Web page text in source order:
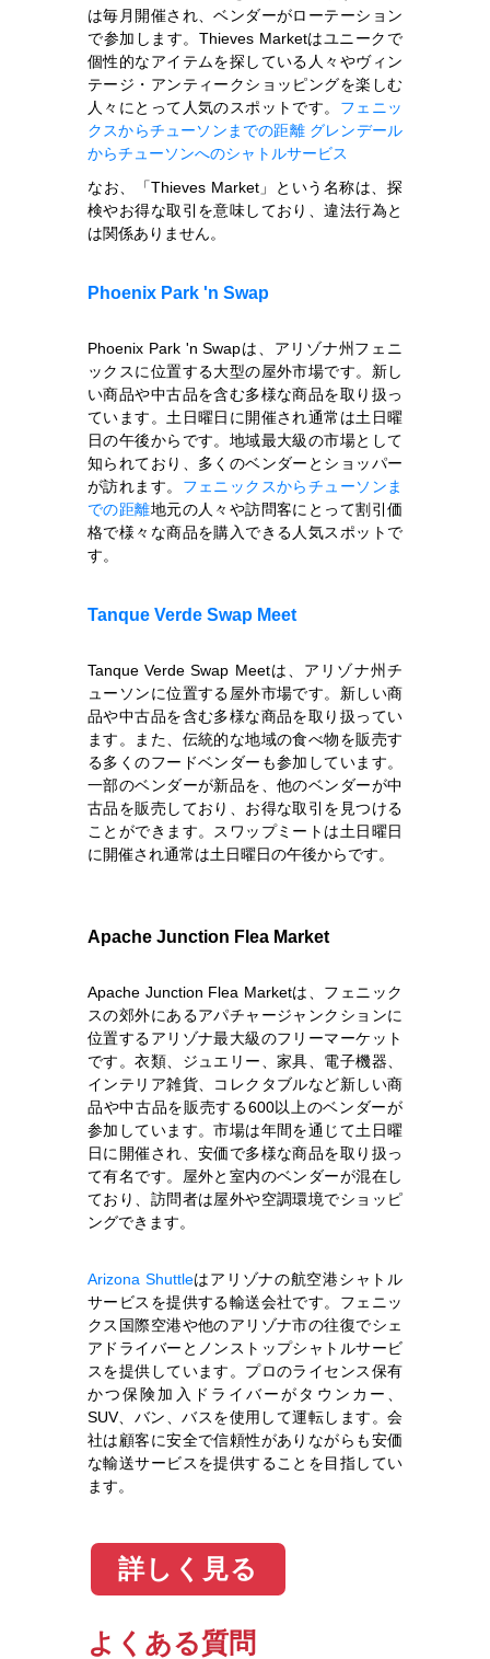
は毎月開催され、ベンダーがローテーション
で参加します。Thieves Marketはユニークで
個性的なアイテムを探している人々やヴィン
テージ・アンティークショッピングを楽しむ
人々にとって人気のスポットです。 フェニッ
クスからチューソンまでの距離 グレンデール
からチューソンへのシャトルサービス
なお、「Thieves Market」という名称は、探
検やお得な取引を意味しており、違法行為と
は関係ありません。
Phoenix Park 'n Swap
Phoenix Park 'n Swapは、アリゾナ州フェニ
ックスに位置する大型の屋外市場です。新し
い商品や中古品を含む多様な商品を取り扱っ
ています。土日曜日に開催され通常は土日曜
日の午後からです。地域最大級の市場として
知られており、多くのベンダーとショッパー
が訪れます。 フェニックスからチューソンま
での距離地元の人々や訪問客にとって割引価
格で様々な商品を購入できる人気スポットで
す。
Tanque Verde Swap Meet
Tanque Verde Swap Meetは、アリゾナ州チ
ューソンに位置する屋外市場です。新しい商
品や中古品を含む多様な商品を取り扱ってい
ます。また、伝統的な地域の食べ物を販売す
る多くのフードベンダーも参加しています。
一部のベンダーが新品を、他のベンダーが中
古品を販売しており、お得な取引を見つける
ことができます。スワップミートは土日曜日
に開催され通常は土日曜日の午後からです。
Apache Junction Flea Market
Apache Junction Flea Marketは、フェニック
スの郊外にあるアパチャージャンクションに
位置するアリゾナ最大級のフリーマーケット
です。衣類、ジュエリー、家具、電子機器、
インテリア雑貨、コレクタブルなど新しい商
品や中古品を販売する600以上のベンダーが
参加しています。市場は年間を通じて土日曜
日に開催され、安価で多様な商品を取り扱っ
て有名です。屋外と室内のベンダーが混在し
ており、訪問者は屋外や空調環境でショッピ
ングできます。
Arizona Shuttleはアリゾナの航空港シャトル
サービスを提供する輸送会社です。フェニッ
クス国際空港や他のアリゾナ市の往復でシェ
アドライバーとノンストップシャトルサービ
スを提供しています。プロのライセンス保有
かつ保険加入ドライバーがタウンカー、
SUV、バン、バスを使用して運転します。会
社は顧客に安全で信頼性がありながらも安価
な輸送サービスを提供することを目指してい
ます。
詳しく見る
よくある質問